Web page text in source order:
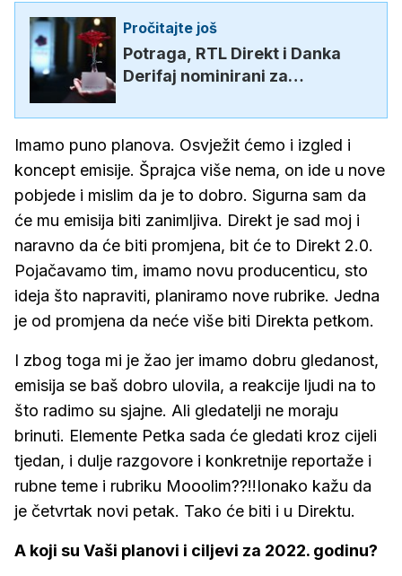
Pročitajte još
Potraga, RTL Direkt i Danka
Derifaj nominirani za
Imamo puno planova. Osvježit ćemo i izgled i
koncept emisije. Šprajca više nema, on ide u nove
pobjede i mislim da je to dobro. Sigurna sam da
će mu emisija biti zanimljiva. Direkt je sad moj i
naravno da će biti promjena, bit će to Direkt 2.0.
Pojačavamo tim, imamo novu producenticu, sto
ideja što napraviti, planiramo nove rubrike. Jedna
je od promjena da neće više biti Direkta petkom.
I zbog toga mi je žao jer imamo dobru gledanost,
emisija se baš dobro ulovila, a reakcije ljudi na to
što radimo su sjajne. Ali gledatelji ne moraju
brinuti. Elemente Petka sada će gledati kroz cijeli
tjedan, i dulje razgovore i konkretnije reportaže i
rubne teme i rubriku Mooolim??!!Ionako kažu da
je četvrtak novi petak. Tako će biti i u Direktu.
A koji su Vaši planovi i ciljevi za 2022. godinu?